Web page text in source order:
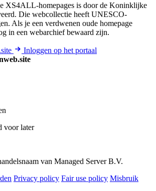
XS4ALL-homepages is door de Koninklijke
Die webcollectie heeft UNESCO-
Als je een verdwenen oude homepage
in een webarchief bewaard zijn.
Inloggen op het portaal
voor later
van Managed Server B.V.
Privacy policy Fair use policy Misbruik